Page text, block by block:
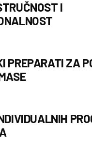
I
PREPARATI ZA